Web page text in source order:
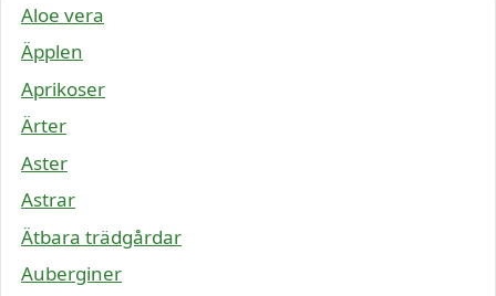
Aloe vera
Äpplen
Aprikoser
Ärter
Aster
Astrar
Ätbara trädgårdar
Auberginer